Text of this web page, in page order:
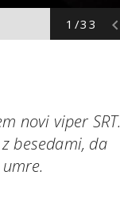
1/33
novi viper SRT.
besedami, da